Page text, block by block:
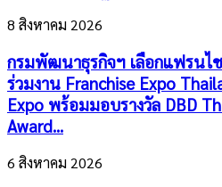
8 สิงหาคม 2026
กรมพัฒนาธุรกิจฯ เลือกแฟรนไ
ร่วมงาน Franchise Expo
Expo พร้อมมอบรางวัล DBD
Award...
6 สิงหาคม 2026